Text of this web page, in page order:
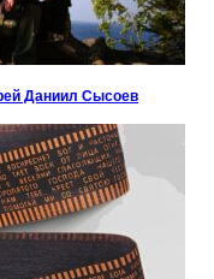
Даниил Сысоев